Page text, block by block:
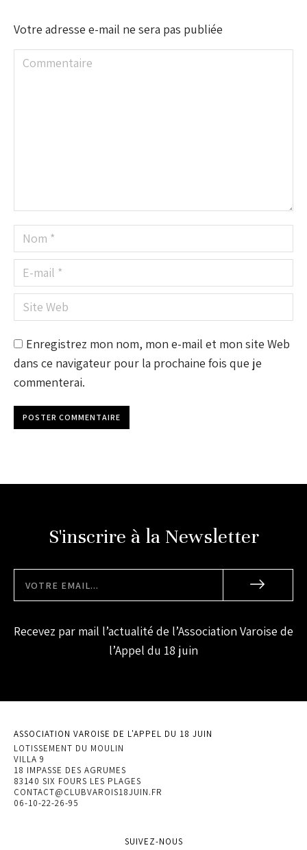
Votre adresse e-mail ne sera pas publiée
Commentaire
Nom *
E-mail *
Site Web
Enregistrez mon nom, mon e-mail et mon site Web
dans ce navigateur pour la prochaine fois que je
commenterai.
POSTER COMMENTAIRE
S'inscrire à la Newsletter
Recevez par mail l’actualité de l’Association Varoise de
l’Appel du 18 juin
ASSOCIATION VAROISE DE L'APPEL DU 18 JUIN
LOTISSEMENT DU MOULIN
VILLA 9
18 IMPASSE DES AGRUMES
83140 SIX FOURS LES PLAGES
CONTACT@CLUBVAROIS18JUIN.FR
06-10-22-26-95
SUIVEZ-NOUS